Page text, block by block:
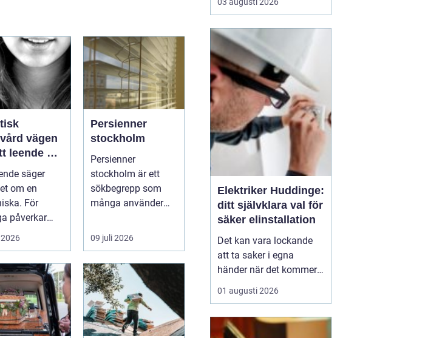
vägen
leende du
säger
om en
För
påverkar
utseende
...
Persienner
stockholm
Persienner
stockholm är ett
sökbegrepp som
många använder
praktiska och
snygga so...
09 juli 2026
också mer bränslesnålt
är skillnaden tydlig
redan efter första
veckan: mindre stök,
torrar...
Elektriker Huddinge:
ditt självklara val för
säker elinstallation
Det kan vara lockande
att ta saker i egna
händer när det kommer
till hemförbättringar,
men när det handlar om
alltid bäst att vända sig
01 augusti 2026